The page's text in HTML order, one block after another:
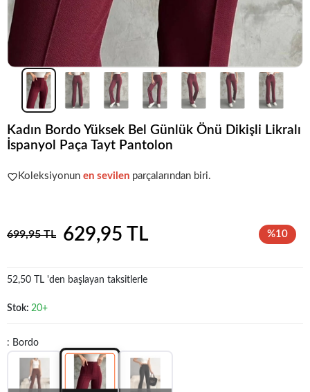
Kadın Bordo Yüksek Bel Günlük Önü Dikişli Likralı
İspanyol Paça Tayt Pantolon
Popüler seçim! Gardırobunuz için harika bir tercih.
Koleksiyonun en sevilen parçalarından biri.
699,95 TL 629,95 TL %10
52,50 TL 'den başlayan taksitlerle
Stok: 20+
: Bordo